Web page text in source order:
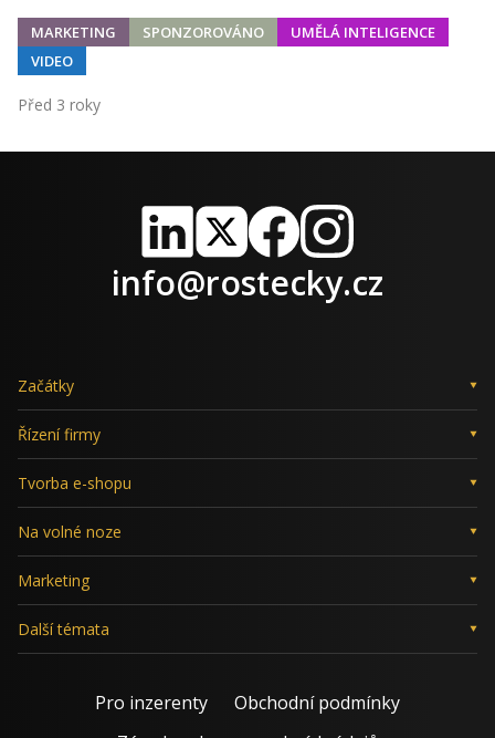
MARKETING SPONZOROVÁNO
UMĚLÁ INTELIGENCE
VIDEO
Před 3 roky
LinkedIn
X FacebookInstagram
info@rostecky.cz
Začátky
Řízení firmy
Tvorba e-shopu
Na volné noze
Marketing
Další témata
Pro inzerenty
Obchodní podmínky